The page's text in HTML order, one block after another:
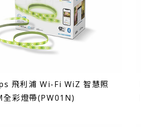
飛利浦 Wi-Fi WiZ 智慧照
全彩燈帶(PW01N)